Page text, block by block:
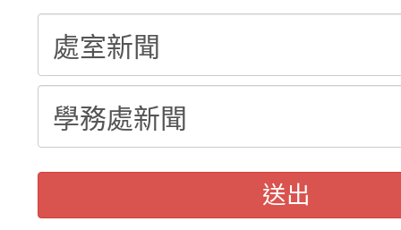
結果(第3招)
送出